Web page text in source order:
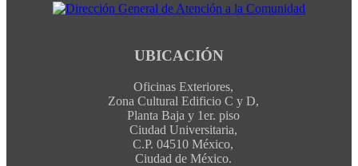
UBICACIÓN
Oficinas Exteriores,
Zona Cultural Edificio C y D,
Planta Baja y 1er. piso
Ciudad Universitaria,
C.P. 04510 México,
Ciudad de México.